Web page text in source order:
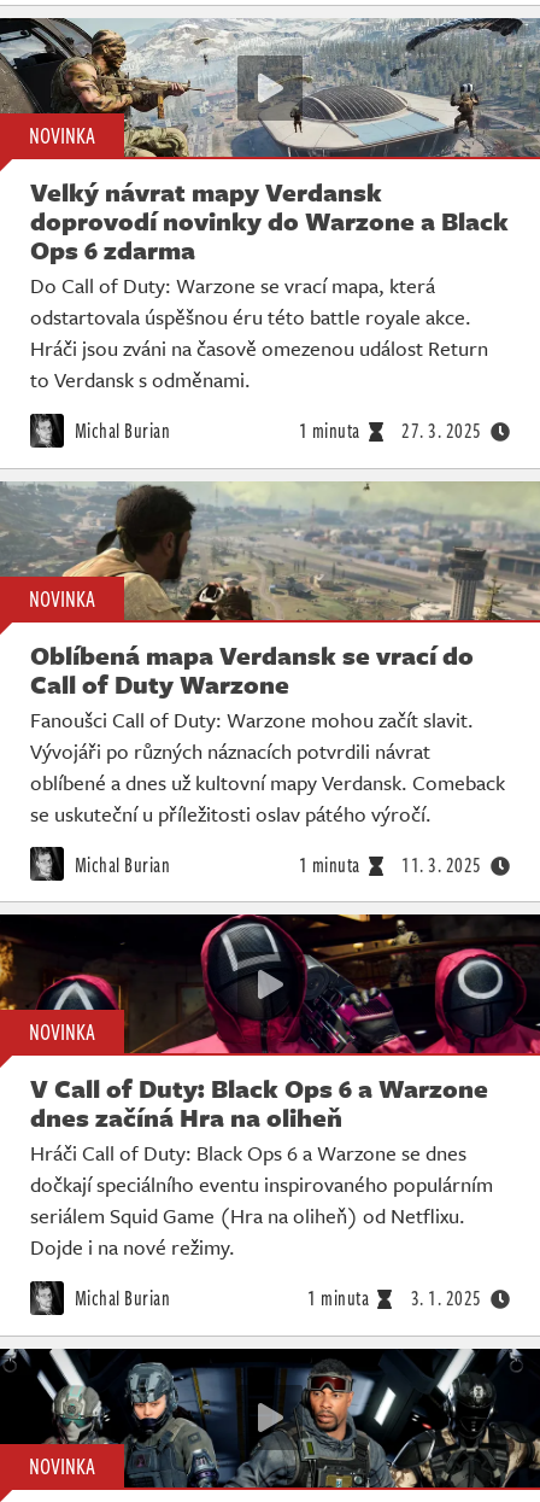
NOVINKA
Velký návrat mapy Verdansk
doprovodí novinky do Warzone a Black
Ops 6 zdarma
Do Call of Duty: Warzone se vrací mapa, která
odstartovala úspěšnou éru této battle royale akce.
Hráči jsou zváni na časově omezenou událost Return
to Verdansk s odměnami.
Michal Burian 1 minuta 27. 3. 2025
NOVINKA
Oblíbená mapa Verdansk se vrací do
Call of Duty Warzone
Fanoušci Call of Duty: Warzone mohou začít slavit.
Vývojáři po různých náznacích potvrdili návrat
oblíbené a dnes už kultovní mapy Verdansk. Comeback
se uskuteční u příležitosti oslav pátého výročí.
Michal Burian 1 minuta 11. 3. 2025
NOVINKA
V Call of Duty: Black Ops 6 a Warzone
dnes začíná Hra na oliheň
Hráči Call of Duty: Black Ops 6 a Warzone se dnes
dočkají speciálního eventu inspirovaného populárním
seriálem Squid Game (Hra na oliheň) od Netflixu.
Dojde i na nové režimy.
Michal Burian 1 minuta 3. 1. 2025
NOVINKA